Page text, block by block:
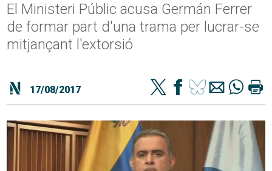
El Ministeri Públic acusa Germán Ferrer
de formar part d'una trama per lucrar-se
mitjançant l'extorsió
17/08/2017